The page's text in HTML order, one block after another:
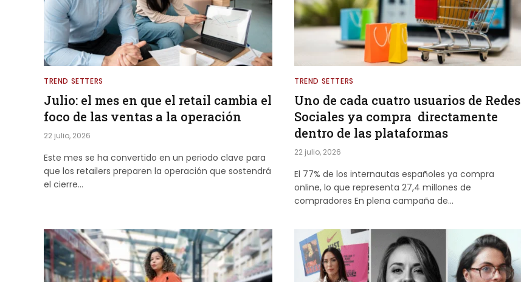
TREND SETTERS
Julio: el mes en que el retail cambia el
foco de las ventas a la operación
22 julio, 2026
Este mes se ha convertido en un periodo clave para
que los retailers preparen la operación que sostendrá
el cierre…
TREND SETTERS
Uno de cada cuatro usuarios de Redes
Sociales ya compra directamente
dentro de las plataformas
22 julio, 2026
El 77% de los internautas españoles ya compra
online, lo que representa 27,4 millones de
compradores En plena campaña de…